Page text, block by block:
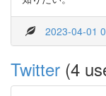
2023-04-01
Twitter (4